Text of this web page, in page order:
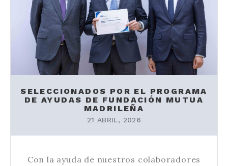
SELECCIONADOS POR EL PROGRAMA
DE AYUDAS DE FUNDACIÓN MUTUA
MADRILEÑA
21 ABRIL, 2026
Con la ayuda de nuestros colaboradores